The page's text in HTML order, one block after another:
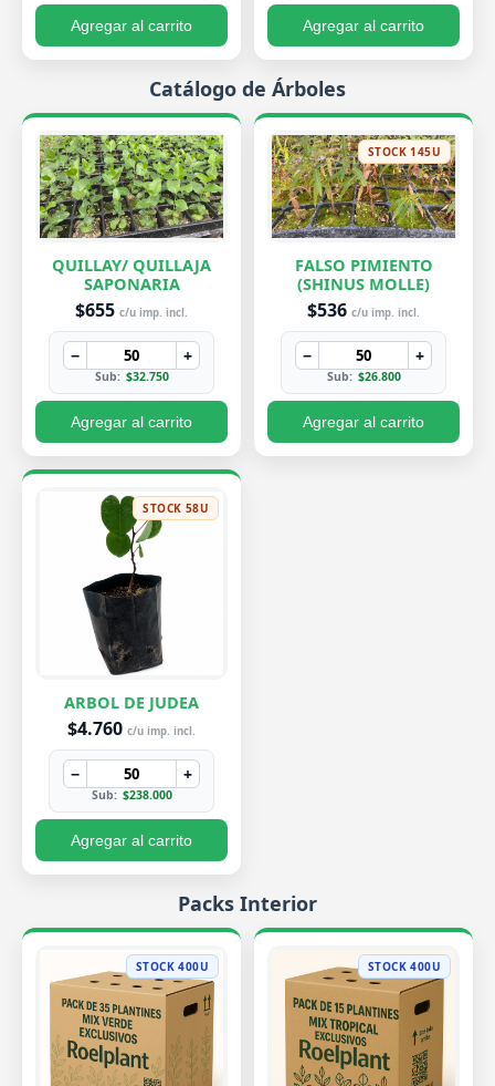
Agregar al carrito Agregar al carrito
Catálogo de Árboles
QUILLAY/ QUILLAJA
SAPONARIA
$655 c/u imp. incl.
− +
Sub: $32.750
Agregar al carrito
STOCK 145U
FALSO PIMIENTO
(SHINUS MOLLE)
$536 c/u imp. incl.
− +
Sub: $26.800
Agregar al carrito
STOCK 58U
ARBOL DE JUDEA
$4.760 c/u imp. incl.
− +
Sub: $238.000
Agregar al carrito
Packs Interior
STOCK 400U STOCK 400U